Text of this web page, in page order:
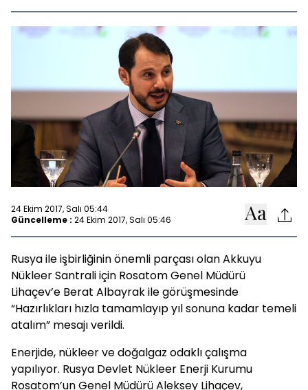
24 Ekim 2017, Salı 05:44
Güncelleme : 24 Ekim 2017, Salı 05:46
Rusya ile işbirliğinin önemli parçası olan Akkuyu
Nükleer Santrali için Rosatom Genel Müdürü
Lihaçev’e Berat Albayrak ile görüşmesinde
“Hazırlıkları hızla tamamlayıp yıl sonuna kadar temeli
atalım” mesajı verildi.
Enerjide, nükleer ve doğalgaz odaklı çalışma
yapılıyor. Rusya Devlet Nükleer Enerji Kurumu
Rosatom’un Genel Müdürü Aleksey Lihaçev,